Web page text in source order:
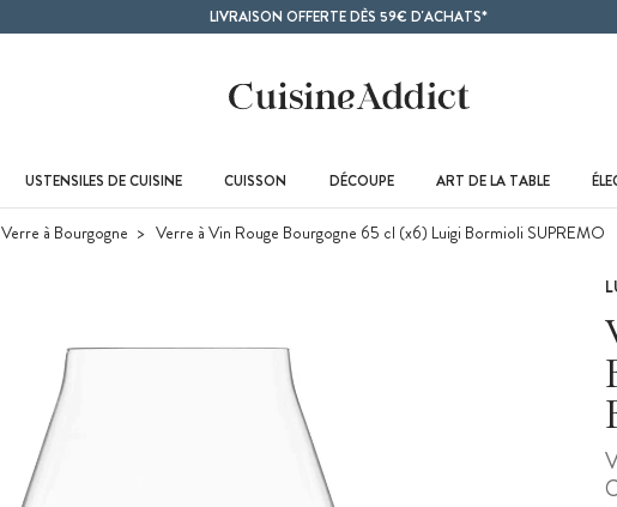
LIVRAISON OFFERTE DÈS 59€ D'ACHATS*
USTENSILES DE CUISINE CUISSON DÉCOUPE ART DE LA TABLE
Verre à Bourgogne Verre à Vin Rouge Bourgogne 65 cl (x6) Luigi Bormioli SUPREMO